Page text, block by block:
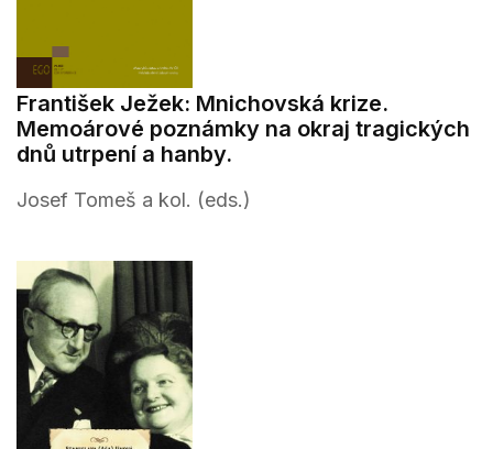
František Ježek: Mnichovská krize.
Memoárové poznámky na okraj tragických
dnů utrpení a hanby.
Josef Tomeš a kol. (eds.)